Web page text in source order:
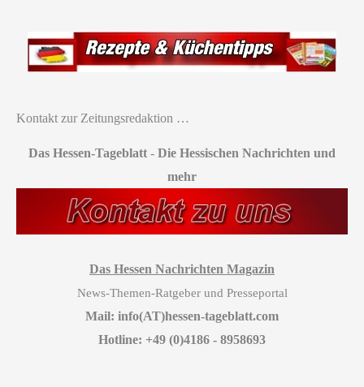
Kontakt zur Zeitungsredaktion …
Das Hessen-Tageblatt - Die Hessischen Nachrichten und
mehr
Das Hessen Nachrichten Magazin
News-Themen-Ratgeber und Presseportal
Mail: info(AT)hessen-tageblatt.com
Hotline: +49 (0)4186 - 8958693